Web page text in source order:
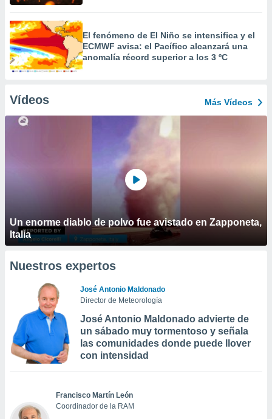
El fenómeno de El Niño se intensifica y el
ECMWF avisa: el Pacífico alcanzará una
anomalía récord superior a los 3 ºC
Vídeos Más Vídeos
Un enorme diablo de polvo fue avistado en Zapponeta,
Italia
Nuestros expertos
José Antonio Maldonado
Director de Meteorología
José Antonio Maldonado advierte de
un sábado muy tormentoso y señala
las comunidades donde puede llover
con intensidad
Francisco Martín León
Coordinador de la RAM